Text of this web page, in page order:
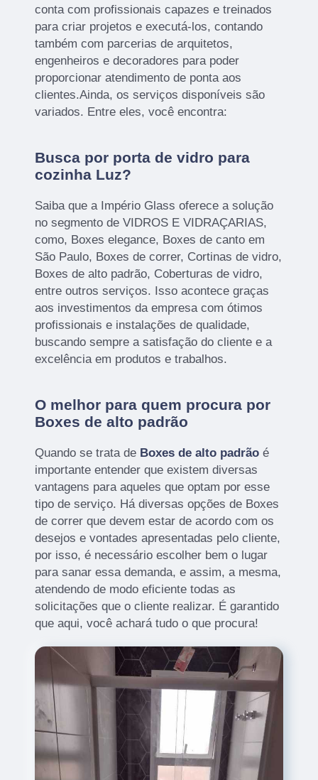
conta com profissionais capazes e treinados
para criar projetos e executá-los, contando
também com parcerias de arquitetos,
engenheiros e decoradores para poder
proporcionar atendimento de ponta aos
clientes.Ainda, os serviços disponíveis são
variados. Entre eles, você encontra:
Busca por porta de vidro para
cozinha Luz?
Saiba que a Império Glass oferece a solução
no segmento de VIDROS E VIDRAÇARIAS,
como, Boxes elegance, Boxes de canto em
São Paulo, Boxes de correr, Cortinas de vidro,
Boxes de alto padrão, Coberturas de vidro,
entre outros serviços. Isso acontece graças
aos investimentos da empresa com ótimos
profissionais e instalações de qualidade,
buscando sempre a satisfação do cliente e a
excelência em produtos e trabalhos.
O melhor para quem procura por
Boxes de alto padrão
Quando se trata de Boxes de alto padrão é
importante entender que existem diversas
vantagens para aqueles que optam por esse
tipo de serviço. Há diversas opções de Boxes
de correr que devem estar de acordo com os
desejos e vontades apresentadas pelo cliente,
por isso, é necessário escolher bem o lugar
para sanar essa demanda, e assim, a mesma,
atendendo de modo eficiente todas as
solicitações que o cliente realizar. É garantido
que aqui, você achará tudo o que procura!